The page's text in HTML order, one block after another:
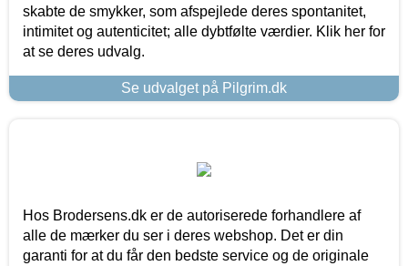
skabte de smykker, som afspejlede deres spontanitet,
intimitet og autenticitet; alle dybtfølte værdier. Klik her for
at se deres udvalg.
Se udvalget på Pilgrim.dk
Hos Brodersens.dk er de autoriserede forhandlere af
alle de mærker du ser i deres webshop. Det er din
garanti for at du får den bedste service og de originale